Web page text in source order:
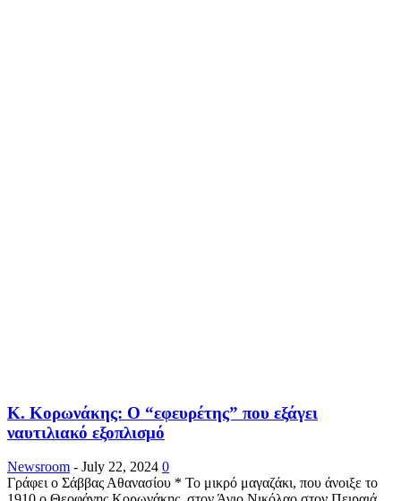
Κ. Κορωνάκης: Ο “εφευρέτης” που εξάγει
ναυτιλιακό εξοπλισμό
Newsroom - July 22, 2024 0
Γράφει ο Σάββας Αθανασίου * Το μικρό μαγαζάκι, που άνοιξε το